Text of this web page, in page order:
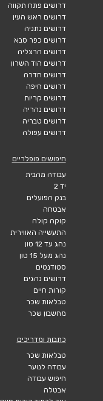
דרושים פתח תקווה
דרושים ראש העין
דרושים נתניה
דרושים כפר סבא
דרושים הרצליה
דרושים הוד השרון
דרושים חדרה
דרושים חיפה
דרושים קריות
דרושים נהריה
דרושים טבריה
דרושים עפולה
חיפושים פופלריים
עבודה מהבית
יד 2
בנק הפועלים
אבטחה
קוקה קולה
התעשייה האווירית
נהג עד 12 טון
נהג מעל 15 טון
סטודנטים
דרושים נהגים
קורות חיים
טבלאות שכר
מחשבון שכר
כתבות ומדריכים
טבלאות שכר
עבודה לנוער
חיפוש עבודה
אבטלה